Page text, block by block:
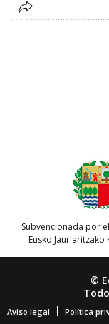
Subvencionada por
Eusko
©
Aviso legal Política